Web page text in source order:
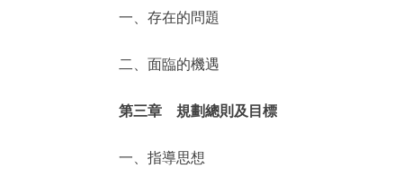
一、存在的問題
二、面臨的機遇
第三章 規劃總則及目標
一、指導思想